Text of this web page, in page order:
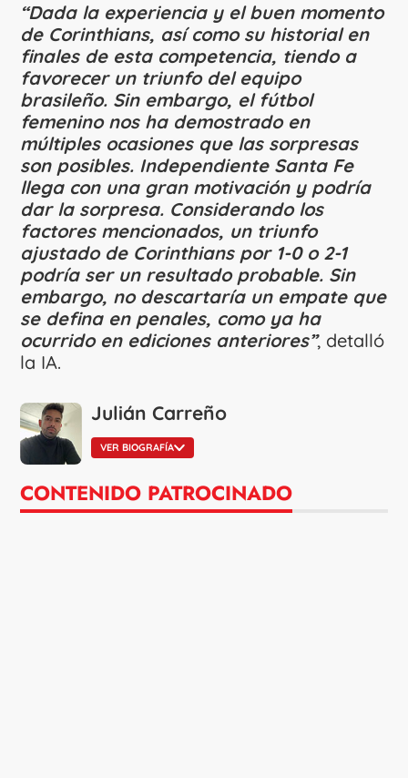
“Dada la experiencia y el buen momento
de Corinthians, así como su historial en
finales de esta competencia, tiendo a
favorecer un triunfo del equipo
brasileño. Sin embargo, el fútbol
femenino nos ha demostrado en
múltiples ocasiones que las sorpresas
son posibles. Independiente Santa Fe
llega con una gran motivación y podría
dar la sorpresa. Considerando los
factores mencionados, un triunfo
ajustado de Corinthians por 1-0 o 2-1
podría ser un resultado probable. Sin
embargo, no descartaría un empate que
se defina en penales, como ya ha
ocurrido en ediciones anteriores”, detalló
la IA.
Julián Carreño
VER BIOGRAFÍA
CONTENIDO PATROCINADO